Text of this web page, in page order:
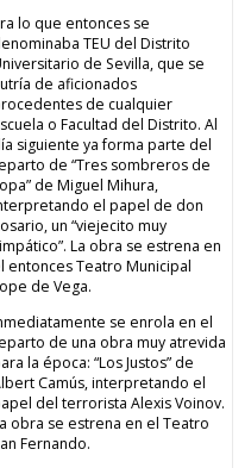
lo que entonces se
TEU del Distrito
de Sevilla, que se
de aficionados
de cualquier
o Facultad del Distrito. Al
siguiente ya forma parte del
de “Tres sombreros de
de Miguel Mihura,
el papel de don
un “viejecito muy
La obra se estrena en
entonces Teatro Municipal
de Vega.
se enrola en el
de una obra muy atrevida
la época: “Los Justos” de
Camús, interpretando el
del terrorista Alexis Voinov.
obra se estrena en el Teatro
Fernando.